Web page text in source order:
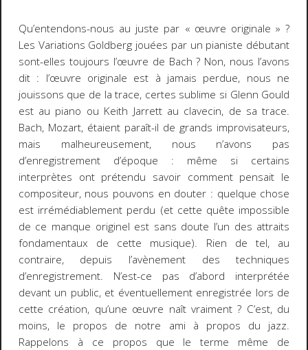
Qu’entendons-nous au juste par « œuvre originale » ?
Les Variations Goldberg jouées par un pianiste débutant
sont-elles toujours l’œuvre de Bach ? Non, nous l’avons
dit : l’œuvre originale est à jamais perdue, nous ne
jouissons que de la trace, certes sublime si Glenn Gould
est au piano ou Keith Jarrett au clavecin, de sa trace.
Bach, Mozart, étaient paraît-il de grands improvisateurs,
mais malheureusement, nous n’avons pas
d’enregistrement d’époque : même si certains
interprètes ont prétendu savoir comment pensait le
compositeur, nous pouvons en douter : quelque chose
est irrémédiablement perdu (et cette quête impossible
de ce manque originel est sans doute l’un des attraits
fondamentaux de cette musique). Rien de tel, au
contraire, depuis l’avènement des techniques
d’enregistrement. N’est-ce pas d’abord interprétée
devant un public, et éventuellement enregistrée lors de
cette création, qu’une œuvre naît vraiment ? C’est, du
moins, le propos de notre ami à propos du jazz.
Rappelons à ce propos que le terme même de